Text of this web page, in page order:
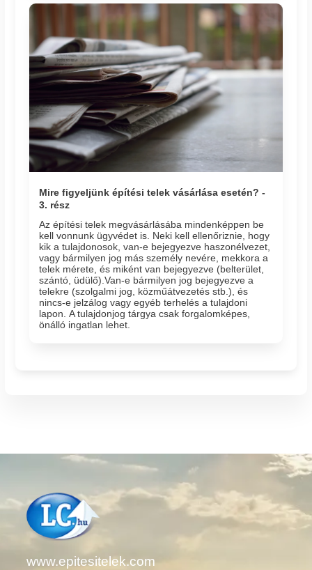
Mire figyeljünk építési telek vásárlása esetén? -
3. rész
Az építési telek megvásárlásába mindenképpen be
kell vonnunk ügyvédet is. Neki kell ellenőriznie, hogy
kik a tulajdonosok, van-e bejegyezve haszonélvezet,
vagy bármilyen jog más személy nevére, mekkora a
telek mérete, és miként van bejegyezve (belterület,
szántó, üdülő).Van-e bármilyen jog bejegyezve a
telekre (szolgalmi jog, közműátvezetés stb.), és
nincs-e jelzálog vagy egyéb terhelés a tulajdoni
lapon. A tulajdonjog tárgya csak forgalomképes,
önálló ingatlan lehet.
www.epitesitelek.com